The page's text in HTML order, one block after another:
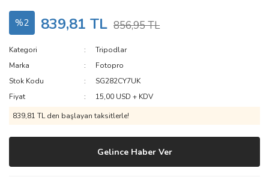
%2 839,81 TL 856,95 TL
Kategori
Tripodlar
Marka
Fotopro
Stok Kodu
SG282CY7UK
Fiyat
15,00 USD + KDV
839,81 TL den başlayan taksitlerle!
Gelince Haber Ver